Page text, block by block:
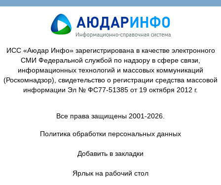
ИСС «Аюдар Инфо» зарегистрирована в качестве электронного
СМИ Федеральной службой по надзору в сфере связи,
информационных технологий и массовых коммуникаций
(Роскомнадзор), свидетельство о регистрации средства массовой
информации Эл № ФС77-51385 от 19 октября 2012 г.
Все права защищены 2001-2026.
Политика обработки персональных данных
Добавить в закладки
Ярлык на рабочий стол